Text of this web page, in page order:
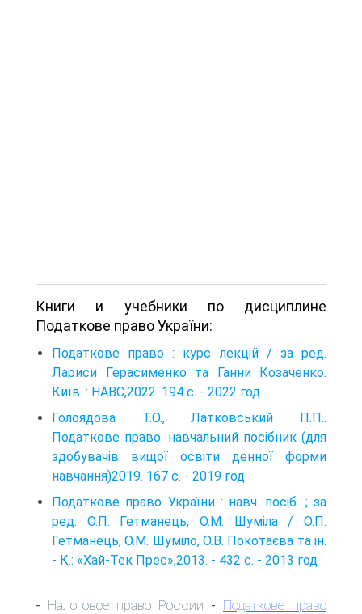
Книги и учебники по дисциплине
Податкове право України:
Податкове право : курс лекцій / за ред.
Лариси Герасименко та Ганни Козаченко.
Київ. : НАВС,2022. 194 с. - 2022 год
Голоядова Т.О., Латковський П.П..
Податкове право: навчальний посібник (для
здобувачів вищої освіти денної форми
навчання)2019. 167 с. - 2019 год
Податкове право України : навч. посіб. ; за
ред. О.П. Гетманець, О.М. Шуміла / О.П.
Гетманець, О.М. Шуміло, О.В. Покотаєва та ін.
- К.: «Хай-Тек Прес»,2013. - 432 с. - 2013 год
- Налоговое право России - Податкове право